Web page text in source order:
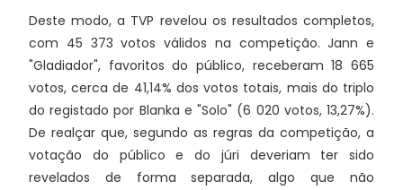
Deste modo, a TVP revelou os resultados completos,
com 45 373 votos válidos na competição. Jann e
"Gladiador", favoritos do público, receberam 18 665
votos, cerca de 41,14% dos votos totais, mais do triplo
do registado por Blanka e "Solo" (6 020 votos, 13,27%).
De realçar que, segundo as regras da competição, a
votação do público e do júri deveriam ter sido
revelados de forma separada, algo que não